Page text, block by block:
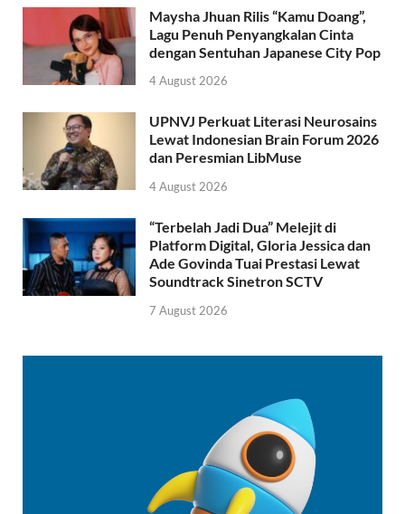
Maysha Jhuan Rilis “Kamu Doang”,
Lagu Penuh Penyangkalan Cinta
dengan Sentuhan Japanese City Pop
4 August 2026
UPNVJ Perkuat Literasi Neurosains
Lewat Indonesian Brain Forum 2026
dan Peresmian LibMuse
4 August 2026
“Terbelah Jadi Dua” Melejit di
Platform Digital, Gloria Jessica dan
Ade Govinda Tuai Prestasi Lewat
Soundtrack Sinetron SCTV
7 August 2026